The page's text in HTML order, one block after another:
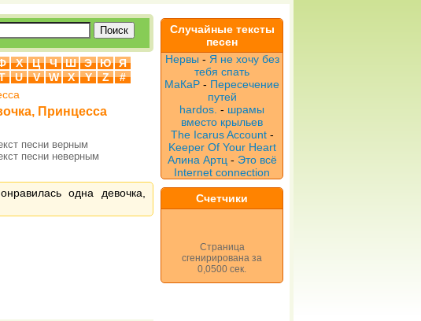
Х Ц Ч Ш Э Ю
Я
U V W X Y Z
#
Принцесса
песни верным
песни неверным
одна девочка,
Случайные тексты
песен
Нервы- Я не хочу без
тебя спать
МаКаР - Пересечение
путей
hardos. - шрамы
вместо крыльев
The Icarus Account-
Keeper Of Your Heart
Алина Артц - Это всё
Internet connection
Счетчики
Страница
сгенирирована за
0,0500 сек.